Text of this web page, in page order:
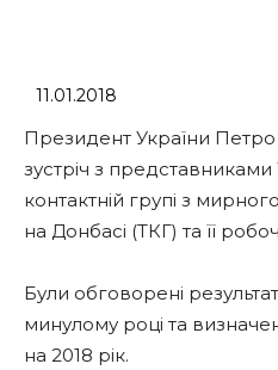
11.01.2018
Президент України
зустріч з
контактній групі з
на Донбасі (ТКГ) та її
Були обговорені
минулому році та
на 2018 рік.